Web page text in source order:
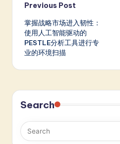
Post
navigation
Previous Post
掌握战略市场进入韧性：
使用人工智能驱动的
PESTLE分析工具进行专
业的环境扫描
Search